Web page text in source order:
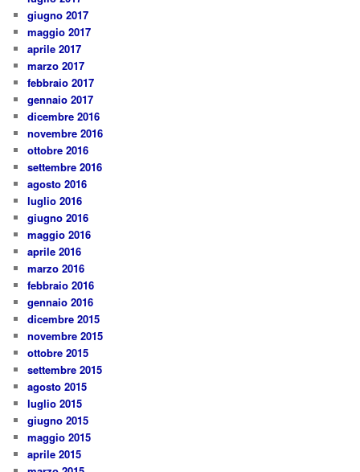
giugno 2017
maggio 2017
aprile 2017
marzo 2017
febbraio 2017
gennaio 2017
dicembre 2016
novembre 2016
ottobre 2016
settembre 2016
agosto 2016
luglio 2016
giugno 2016
maggio 2016
aprile 2016
marzo 2016
febbraio 2016
gennaio 2016
dicembre 2015
novembre 2015
ottobre 2015
settembre 2015
agosto 2015
luglio 2015
giugno 2015
maggio 2015
aprile 2015